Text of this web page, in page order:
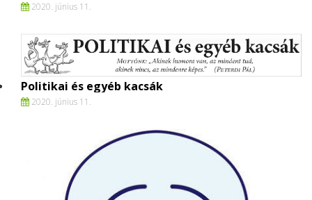
2020. június 11.
Politikai és egyéb kacsák
2020. június 11.